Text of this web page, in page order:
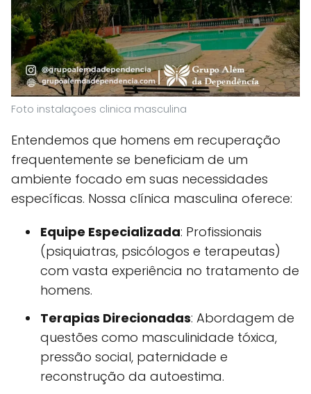
Foto instalaçoes clinica masculina
Entendemos que homens em recuperação
frequentemente se beneficiam de um
ambiente focado em suas necessidades
específicas. Nossa clínica masculina oferece:
Equipe Especializada: Profissionais
(psiquiatras, psicólogos e terapeutas)
com vasta experiência no tratamento de
homens.
Terapias Direcionadas: Abordagem de
questões como masculinidade tóxica,
pressão social, paternidade e
reconstrução da autoestima.